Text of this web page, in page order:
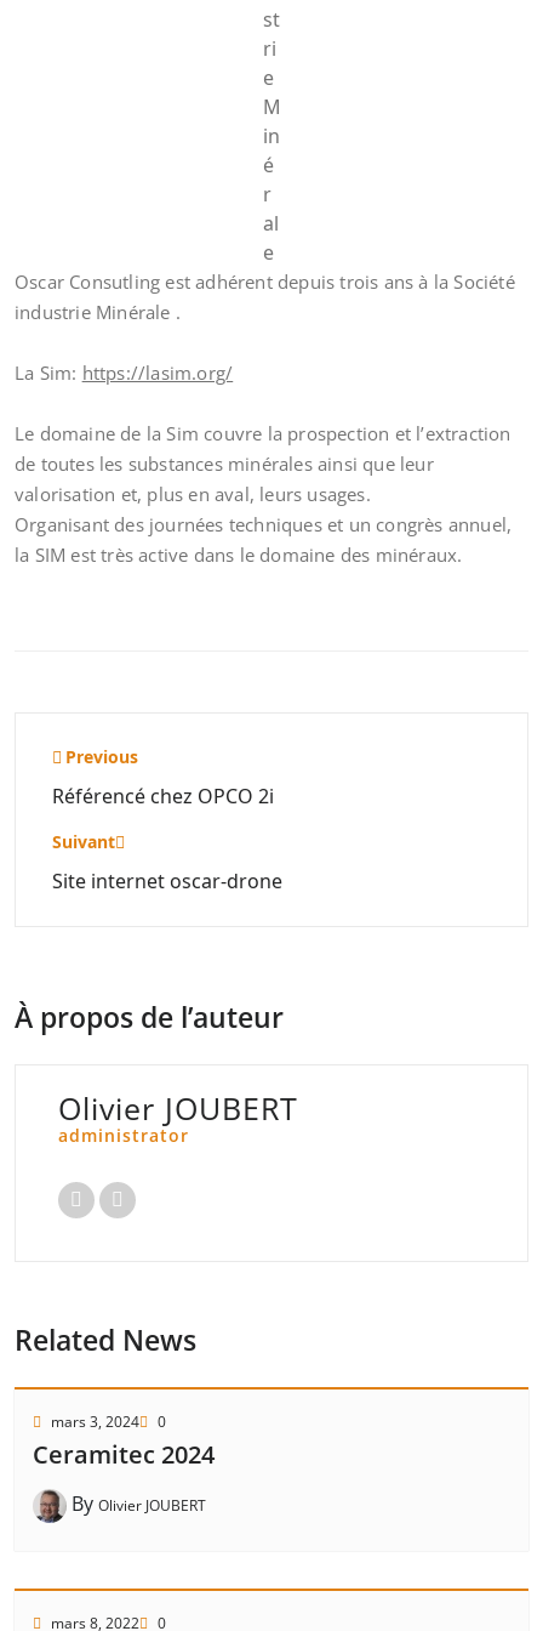
st
ri
e
M
in
é
r
al
e
Oscar Consutling est adhérent depuis trois ans à la Société
industrie Minérale .
La Sim: https://lasim.org/
Le domaine de la Sim couvre la prospection et l’extraction
de toutes les substances minérales ainsi que leur
valorisation et, plus en aval, leurs usages.
Organisant des journées techniques et un congrès annuel,
la SIM est très active dans le domaine des minéraux.
Navigation
de
l’article
Previous
Référencé chez OPCO 2i
Suivant
Site internet oscar-drone
À propos de l’auteur
Olivier JOUBERT
administrator
Related News
mars 3, 2024 0
Ceramitec 2024
By Olivier JOUBERT
mars 8, 2022 0